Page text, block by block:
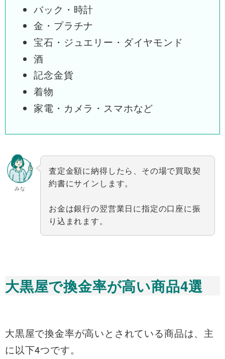
バック・時計
金・プラチナ
宝石・ジュエリー・ダイヤモンド
酒
記念金貨
着物
家電・カメラ・スマホなど
みな
査定金額に納得したら、その場で買取契
約書にサインします。
お金は銀行の翌営業日に指定の口座に振
り込まれます。
大黒屋で換金率が高い商品4選
大黒屋で換金率が高いとされている商品は、主
に以下4つです。